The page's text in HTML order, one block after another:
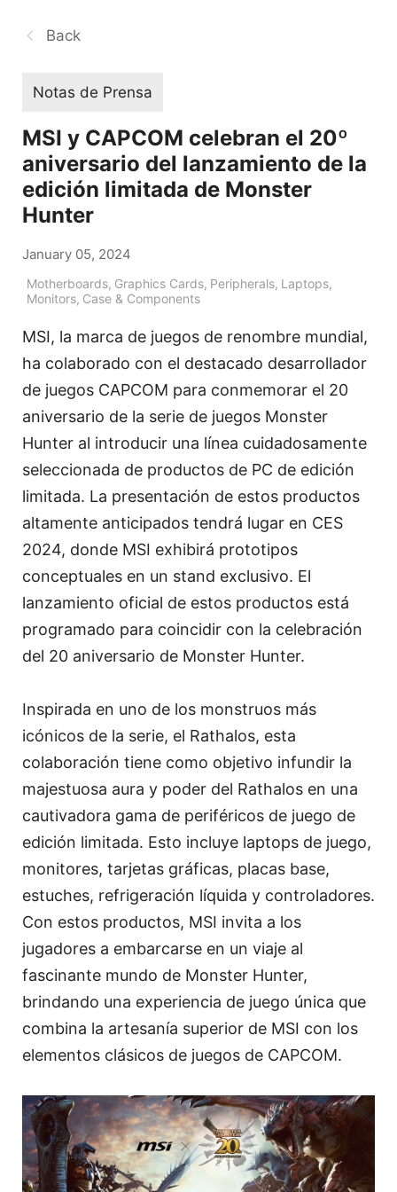
Back
Notas de Prensa
MSI y CAPCOM celebran el 20º
aniversario del lanzamiento de la
edición limitada de Monster
Hunter
January 05, 2024
Motherboards, Graphics Cards, Peripherals, Laptops,
Monitors, Case & Components
MSI, la marca de juegos de renombre mundial,
ha colaborado con el destacado desarrollador
de juegos CAPCOM para conmemorar el 20
aniversario de la serie de juegos Monster
Hunter al introducir una línea cuidadosamente
seleccionada de productos de PC de edición
limitada. La presentación de estos productos
altamente anticipados tendrá lugar en CES
2024, donde MSI exhibirá prototipos
conceptuales en un stand exclusivo. El
lanzamiento oficial de estos productos está
programado para coincidir con la celebración
del 20 aniversario de Monster Hunter.
Inspirada en uno de los monstruos más
icónicos de la serie, el Rathalos, esta
colaboración tiene como objetivo infundir la
majestuosa aura y poder del Rathalos en una
cautivadora gama de periféricos de juego de
edición limitada. Esto incluye laptops de juego,
monitores, tarjetas gráficas, placas base,
estuches, refrigeración líquida y controladores.
Con estos productos, MSI invita a los
jugadores a embarcarse en un viaje al
fascinante mundo de Monster Hunter,
brindando una experiencia de juego única que
combina la artesanía superior de MSI con los
elementos clásicos de juegos de CAPCOM.